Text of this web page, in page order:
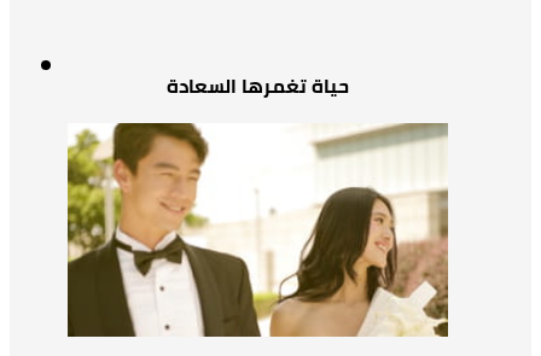
حياة تغمرها السعادة